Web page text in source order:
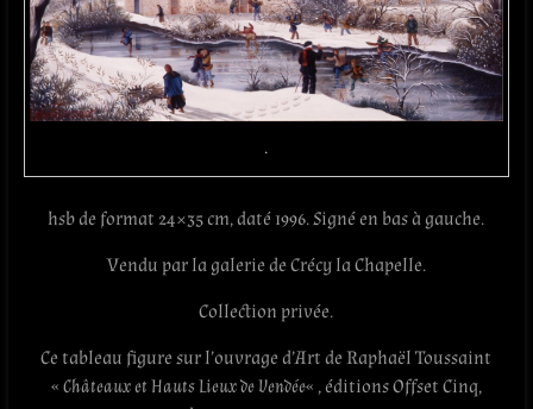
.
hsb de format 24×35 cm, daté 1996. Signé en bas à gauche.
Vendu par la galerie de Crécy la Chapelle.
Collection privée.
Ce tableau figure sur l’ouvrage d’Art de Raphaël Toussaint
«Châteaux et Hauts Lieux de Vendée« , éditions Offset Cinq,‎